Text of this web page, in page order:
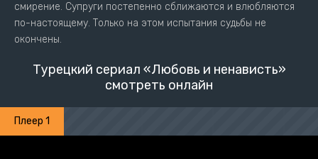
смирение. Супруги постепенно сближаются и влюбляются
по-настоящему. Только на этом испытания судьбы не
окончены.
Турецкий сериал «Любовь и ненависть»
смотреть онлайн
Плеер 1